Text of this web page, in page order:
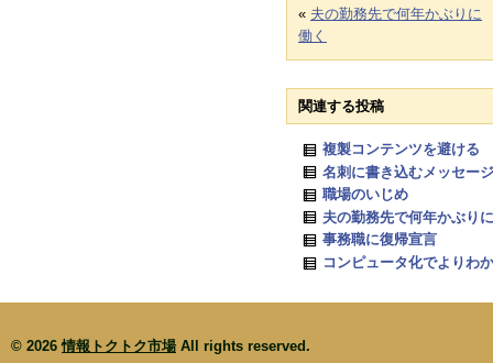
« 夫の勤務先で何年かぶりに
働く
関連する投稿
複製コンテンツを避ける
名刺に書き込むメッセー
職場のいじめ
夫の勤務先で何年かぶり
事務職に復帰宣言
コンピュータ化でよりわ
© 2026情報トクトク市場 All rights reserved.